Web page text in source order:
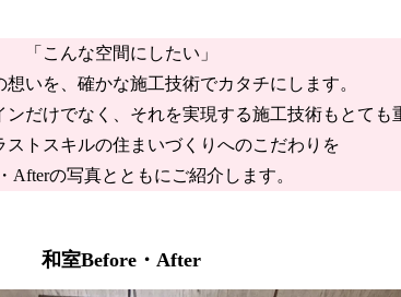
「こんな空間にしたい」
想いを、確かな施工技術でカタチにします。
だけでなく、それを実現する施工技術もとても
ストスキルの住まいづくりへのこだわりを
Afterの写真とともにご紹介します。
和室Before・After